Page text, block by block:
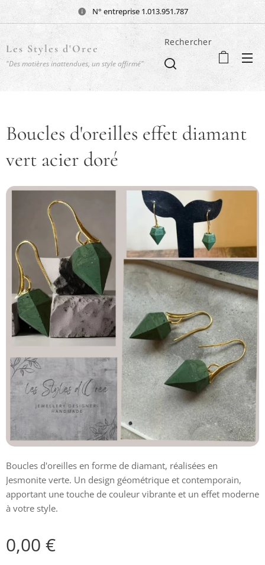
N° entreprise 1.013.951.787
Les Styles d'Oree
"Des matières inattendues, un style affirmé"
Rechercher
Boucles d'oreilles effet diamant
vert acier doré
Boucles d'oreilles en forme de diamant, réalisées en
Jesmonite verte. Un design géométrique et contemporain,
apportant une touche de couleur vibrante et un effet moderne
à votre style.
0,00 €